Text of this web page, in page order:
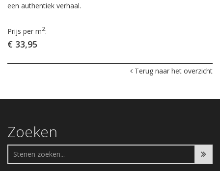
een authentiek verhaal.
Prijs per m2:
€ 33,95
Terug naar het overzicht
Zoeken